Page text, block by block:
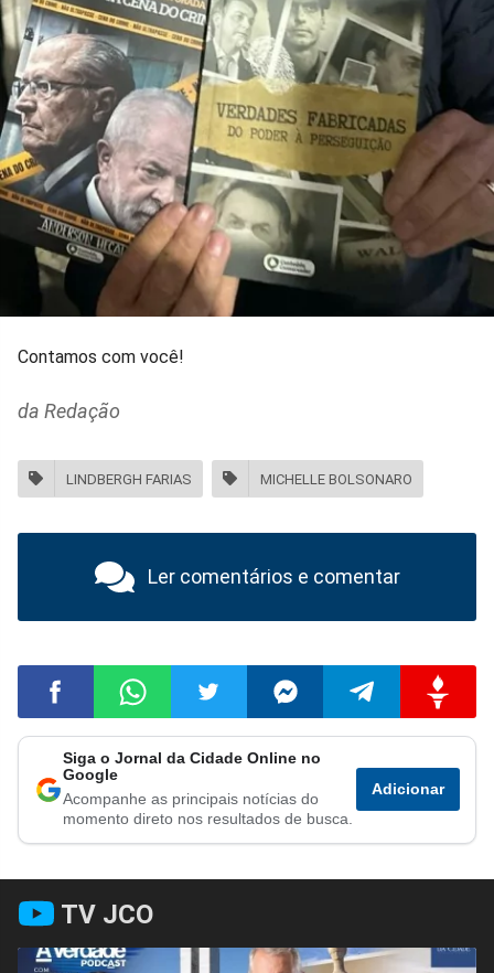
Contamos com você!
da Redação
LINDBERGH FARIAS MICHELLE BOLSONARO
Ler comentários e comentar
Compartilhar
no
Facebook
Compartilhar
no
Whatsapp
Compartilhar
no
Twitter
Compartilhar
no
Messenger
Compartilhar
no
Telegram
no
Gettr
Siga o Jornal da Cidade Online no
Google
Acompanhe as principais notícias do
momento direto nos resultados de busca.
Adicionar
TV JCO